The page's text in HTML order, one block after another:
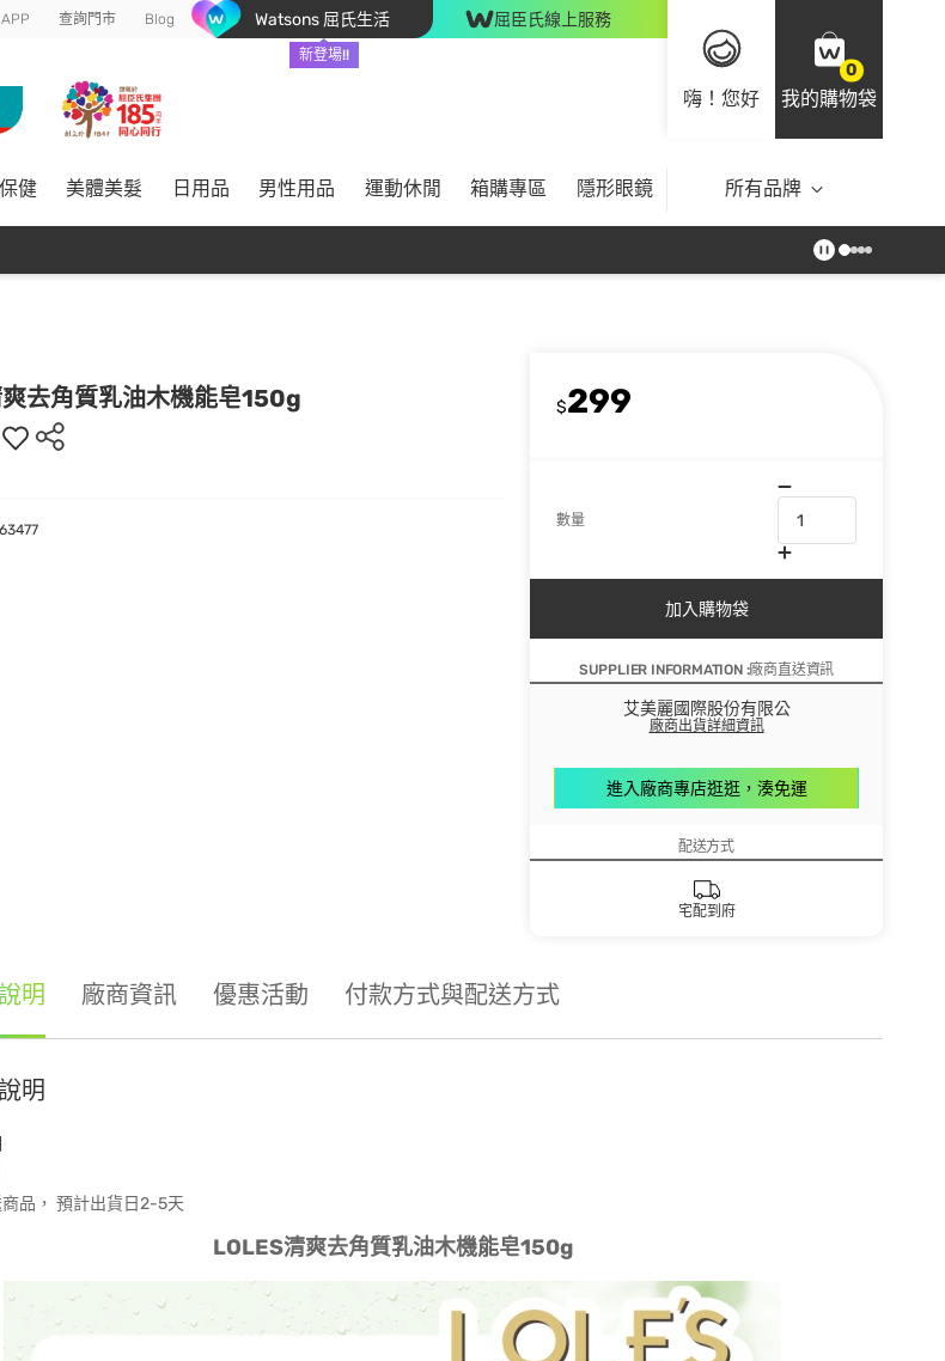
查詢門市 Blog Watsons 屈氏生活
新登場!!
屈臣氏線上服務
嗨！您好
0
我的購物袋
保健 美體美髮 日用品 男性用品 運動休閒 箱購專區 隱形眼鏡 所有品牌
去角質乳油木機能皂150g
$299
數量
加入購物袋
SUPPLIER INFORMATION :廠商直送資訊
艾美麗國際股份有限公
廠商出貨詳細資訊
進入廠商專店逛逛，湊免運
配送方式
宅配到府
明 廠商資訊 優惠活動 付款方式與配送方式
明
品， 預計出貨日2-5天
LOLES清爽去角質乳油木機能皂150g